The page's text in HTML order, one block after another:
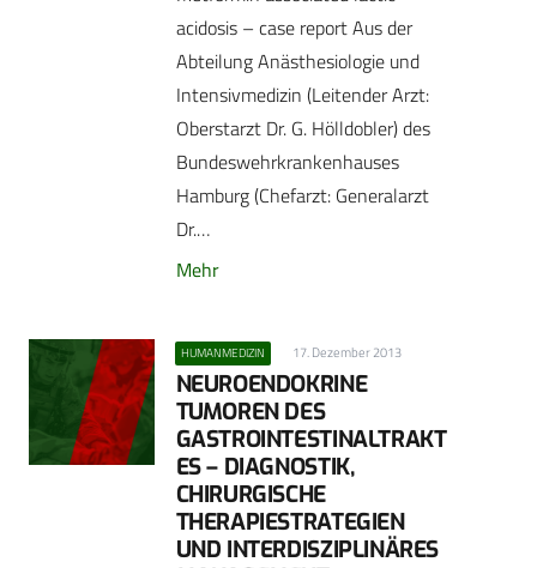
acidosis – case report Aus der
Abteilung Anästhesiologie und
Intensivmedizin (Leitender Arzt:
Oberstarzt Dr. G. Hölldobler) des
Bundeswehrkrankenhauses
Hamburg (Chefarzt: Generalarzt
Dr.…
Mehr
HUMANMEDIZIN 17. Dezember 2013
NEUROENDOKRINE
TUMOREN DES
GASTROINTESTINALTRAKT
ES – DIAGNOSTIK,
CHIRURGISCHE
THERAPIESTRATEGIEN
UND INTERDISZIPLINÄRES